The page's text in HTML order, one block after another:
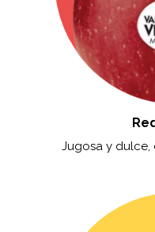
Jugosa y